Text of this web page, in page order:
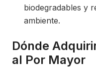
biodegradables y
ambiente.
Dónde
al Por Mayor